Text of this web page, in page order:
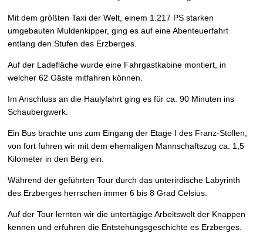
Mit dem größten Taxi der Welt, einem 1.217 PS starken
umgebauten Muldenkipper, ging es auf eine Abenteuerfahrt
entlang den Stufen des Erzberges.
Auf der Ladefläche wurde eine Fahrgastkabine montiert, in
welcher 62 Gäste mitfahren können.
Im Anschluss an die Haulyfahrt ging es für ca. 90 Minuten ins
Schaubergwerk.
Ein Bus brachte uns zum Eingang der Etage I des Franz-Stollen,
von fort fuhren wir mit dem ehemaligen Mannschaftszug ca. 1,5
Kilometer in den Berg ein.
Während der geführten Tour durch das unterirdische Labyrinth
des Erzberges herrschen immer 6 bis 8 Grad Celsius.
Auf der Tour lernten wir die untertägige Arbeitswelt der Knappen
kennen und erfuhren die Entstehungsgeschichte es Erzberges.